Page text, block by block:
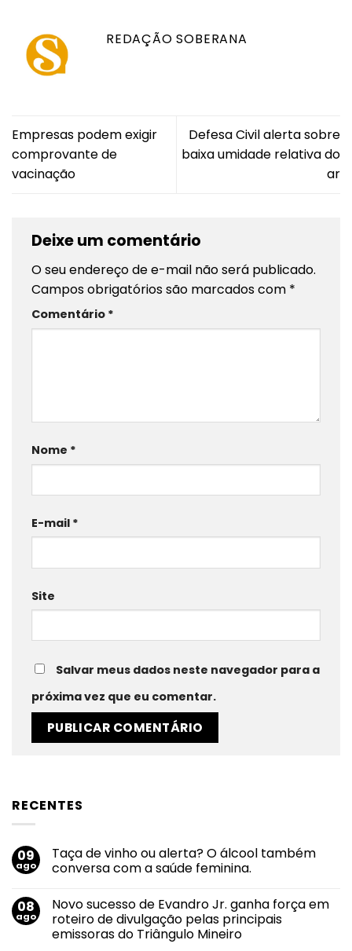
REDAÇÃO SOBERANA
Empresas podem exigir
comprovante de
vacinação
Defesa Civil alerta sobre
baixa umidade relativa do
ar
Deixe um comentário
O seu endereço de e-mail não será publicado.
Campos obrigatórios são marcados com *
Comentário *
Nome *
E-mail *
Site
Salvar meus dados neste navegador para a
próxima vez que eu comentar.
RECENTES
09
ago
Taça de vinho ou alerta? O álcool também
conversa com a saúde feminina.
em
Taça
de
vinho
08
ago
Novo sucesso de Evandro Jr. ganha força em
roteiro de divulgação pelas principais
emissoras do Triângulo Mineiro